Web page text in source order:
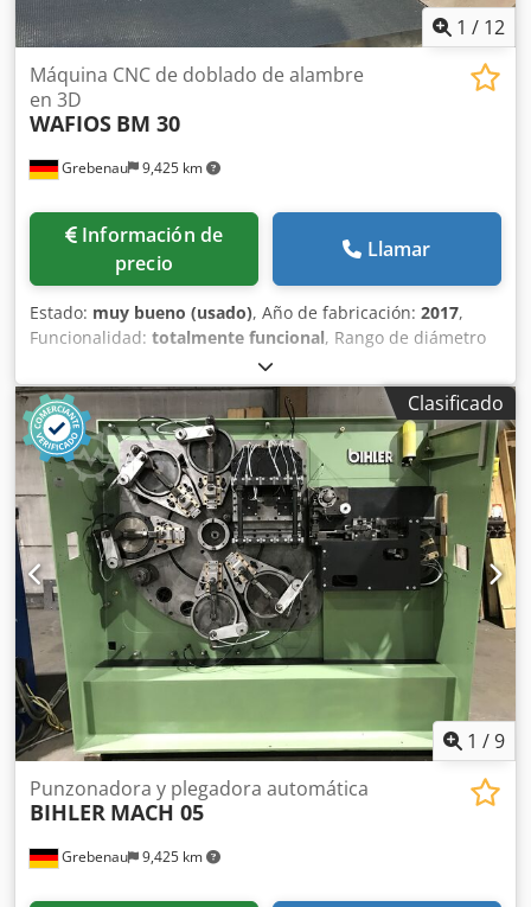
1 / 12
Grebenau 9,425 km
Máquina CNC de doblado de alambre
en 3D
WAFIOS BM 30
Información de
precio
Llamar
Estado: muy bueno (usado), Año de fabricación: 2017,
Funcionalidad: totalmente funcional, Rango de diámetro
de alambre: 2,0 - 6,0 mm Dcsdpfx Ahjy Ehpwjujk Longitud
de alimentación: ilimitada completo con devanadora
motorizada WAFIOS H 3 Diámetro de la devanadora: 1.600
mm Capacidad de carga: 1.500 kg.
Clasificado
1 /9
Grebenau 9,425 km
Punzonadora y plegadora automática
BIHLER MACH 05